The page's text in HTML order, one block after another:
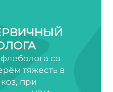
со
тяжесть в
при